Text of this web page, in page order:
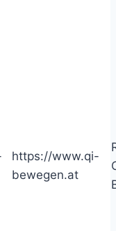
https://www.qi-
bewegen.at